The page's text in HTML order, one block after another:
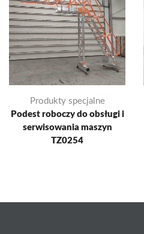
Produkty specjalne
Podest roboczy do obsługi i
serwisowania maszyn
TZ0254